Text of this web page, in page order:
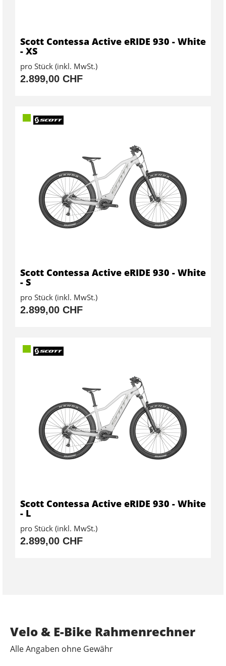
Scott Contessa Active eRIDE 930 - White
- XS
pro Stück (inkl. MwSt.)
2.899,00 CHF
Scott Contessa Active eRIDE 930 - White
- S
pro Stück (inkl. MwSt.)
2.899,00 CHF
Scott Contessa Active eRIDE 930 - White
- L
pro Stück (inkl. MwSt.)
2.899,00 CHF
Velo & E-Bike Rahmenrechner
Alle Angaben ohne Gewähr